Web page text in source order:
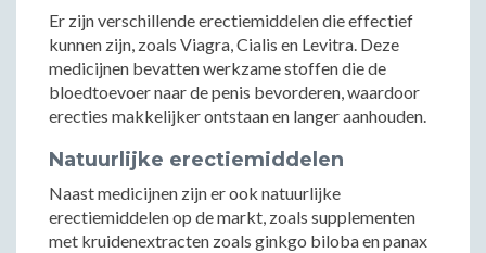
Er zijn verschillende erectiemiddelen die effectief
kunnen zijn, zoals Viagra, Cialis en Levitra. Deze
medicijnen bevatten werkzame stoffen die de
bloedtoevoer naar de penis bevorderen, waardoor
erecties makkelijker ontstaan en langer aanhouden.
Natuurlijke erectiemiddelen
Naast medicijnen zijn er ook natuurlijke
erectiemiddelen op de markt, zoals supplementen
met kruidenextracten zoals ginkgo biloba en panax